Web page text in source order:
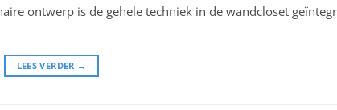
ontwerp is de gehele techniek in de wandcloset
LEES VERDER →